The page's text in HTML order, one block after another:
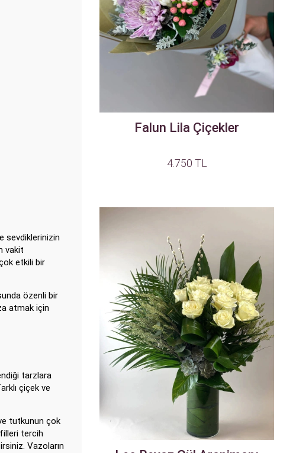
sevdiklerinizin
vakit
etkili bir
özenli bir
atmak için
tarzlara
çiçek ve
tutkunun çok
tercih
Vazoların
Falun Lila Çiçekler
4.750 TL